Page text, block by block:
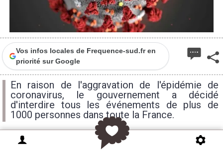
Vos infos locales de Frequence-sud.fr en
priorité sur Google
En raison de l'aggravation de l'épidémie de
coronavirus, le gouvernement a décidé
d'interdire tous les événements de plus de
1000 personnes dans toute la France.
Le ministre de la santé, Olivier Véran a annoncé ce